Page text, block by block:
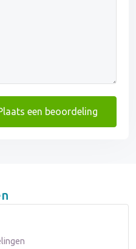
een beoordeling